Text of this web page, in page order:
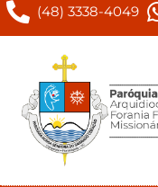
(48) 3338-4049